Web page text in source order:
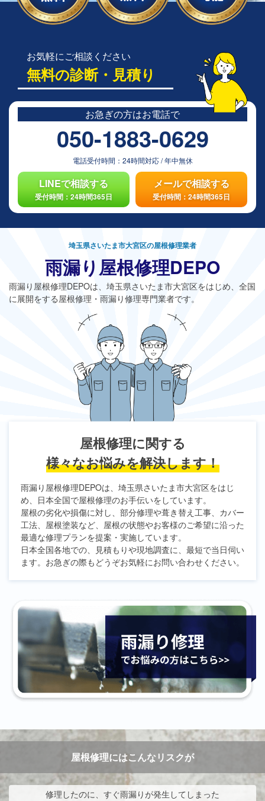
お気軽にご相談ください
無料の診断・見積り
お急ぎの方はお電話で
050-1883-0629
電話受付時間： 24時間対応/年中無休
LINEで相談する
受付時間：24時間365日
メールで相談する
受付時間：24時間365日
埼玉県さいたま市大宮区の屋根修理業者
雨漏り屋根修理DEPO
雨漏り屋根修理DEPOは、埼玉県さいたま市大宮区をはじめ、全国
に展開をする屋根修理・雨漏り修理専門業者です。
屋根修理に関する
様々なお悩みを解決します！
雨漏り屋根修理DEPOは、埼玉県さいたま市大宮区をはじ
め、日本全国で屋根修理のお手伝いをしています。
屋根の劣化や損傷に対し、部分修理や葺き替え工事、カバー
工法、屋根塗装など、屋根の状態やお客様のご希望に沿った
最適な修理プランを提案・実施しています。
日本全国各地での、見積もりや現地調査に、最短で当日伺い
ます。お急ぎの際もどうぞお気軽にお問い合わせください。
屋根修理にはこんなリスクが
修理したのに、すぐ雨漏りが発生してしまった